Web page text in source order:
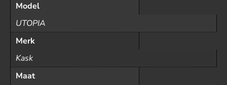
Model
UTOPIA
Merk
Kask
Maat